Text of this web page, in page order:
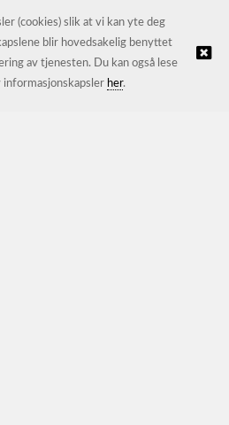
Nettbutikk levert av Kréatif
(cookies) slik at vi kan yte deg
blir hovedsakelig benyttet
av tjenesten. Du kan også lese
informasjonskapsler her.